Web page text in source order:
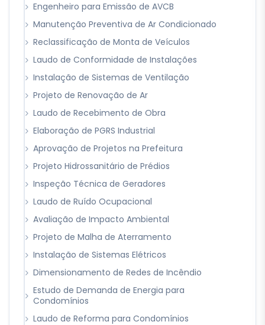
Engenheiro para Emissão de AVCB
Manutenção Preventiva de Ar Condicionado
Reclassificação de Monta de Veículos
Laudo de Conformidade de Instalações
Instalação de Sistemas de Ventilação
Projeto de Renovação de Ar
Laudo de Recebimento de Obra
Elaboração de PGRS Industrial
Aprovação de Projetos na Prefeitura
Projeto Hidrossanitário de Prédios
Inspeção Técnica de Geradores
Laudo de Ruído Ocupacional
Avaliação de Impacto Ambiental
Projeto de Malha de Aterramento
Instalação de Sistemas Elétricos
Dimensionamento de Redes de Incêndio
Estudo de Demanda de Energia para
Condomínios
Laudo de Reforma para Condomínios